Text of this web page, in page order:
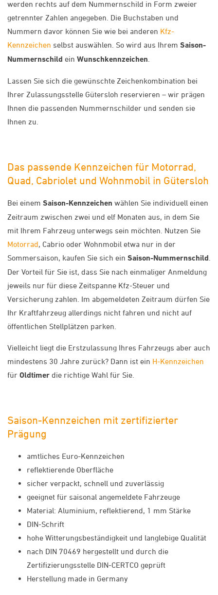
werden rechts auf dem Nummernschild in Form zweier
getrennter Zahlen angegeben. Die Buchstaben und
Nummern davor können Sie wie bei anderen Kfz-
Kennzeichen selbst auswählen. So wird aus Ihrem Saison-
Nummernschild ein Wunschkennzeichen
Lassen Sie sich die gewünschte Zeichenkombination bei
Ihrer Zulassungsstelle Gütersloh reservieren – wir prägen
Ihnen die passenden Nummernschilder und senden sie
Ihnen zu.
Das passende Kennzeichen für Motorrad,
Quad, Cabriolet und Wohnmobil in Gütersloh
Bei einem Saison-Kennzeichen wählen Sie individuell einen
Zeitraum zwischen zwei und elf Monaten aus, in dem Sie
mit Ihrem Fahrzeug unterwegs sein möchten. Nutzen Sie
Motorrad, Cabrio oder Wohnmobil etwa nur in der
Sommersaison, kaufen Sie sich ein Saison-Nummernschild
Der Vorteil für Sie ist, dass Sie nach einmaliger Anmeldung
jeweils nur für diese Zeitspanne Kfz-Steuer und
Versicherung zahlen. Im abgemeldeten Zeitraum dürfen Sie
Ihr Kraftfahrzeug allerdings nicht fahren und nicht auf
öffentlichen Stellplätzen parken.
Vielleicht liegt die Erstzulassung Ihres Fahrzeugs aber auch
mindestens 30 Jahre zurück? Dann ist ein H-Kennzeichen
für Oldtimer die richtige Wahl für Sie.
Saison-Kennzeichen mit zertifizierter
Prägung
amtliches Euro-Kennzeichen
reflektierende Oberfläche
sicher verpackt, schnell und zuverlässig
geeignet für saisonal angemeldete Fahrzeuge
Material: Aluminium, reflektierend, 1 mm Stärke
DIN-Schrift
hohe Witterungsbeständigkeit und langlebige Qualität
nach DIN 70469 hergestellt und durch die
Zertifizierungsstelle DIN-CERTCO geprüft
Herstellung made in Germany